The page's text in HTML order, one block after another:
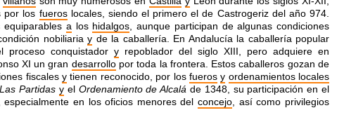
por los fueroslocales, siendo el primero el de Castrogeriz del año 974.
equiparables a los hidalgos , aunque participan de algunas condiciones
nobiliariay de la caballería. En Andalucía la caballería popular
proceso conquistador y repoblador del siglo XIII, pero adquiere en
XI un gran desarrollopor toda la frontera. Estos caballeros gozan de
fiscalesy tienen reconocido, por los fueros y ordenamientos locales
Las Partidas y el Ordenamiento de Alcalá de 1348, su participación en el
especialmente en los oficios menores delconcejo , así como privilegios